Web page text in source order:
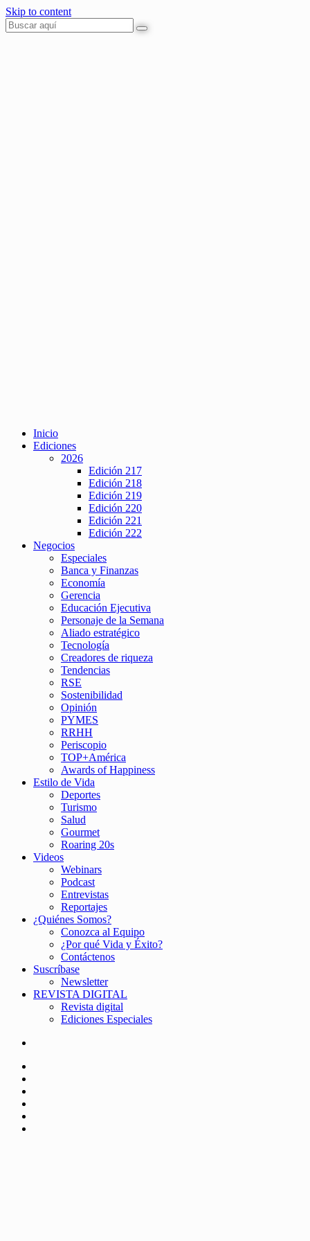
Skip to content
Inicio
Ediciones
2026
Edición 217
Edición 218
Edición 219
Edición 220
Edición 221
Edición 222
Negocios
Especiales
Banca y Finanzas
Economía
Gerencia
Educación Ejecutiva
Personaje de la Semana
Aliado estratégico
Tecnología
Creadores de riqueza
Tendencias
RSE
Sostenibilidad
Opinión
PYMES
RRHH
Periscopio
TOP+América
Awards of Happiness
Estilo de Vida
Deportes
Turismo
Salud
Gourmet
Roaring 20s
Videos
Webinars
Podcast
Entrevistas
Reportajes
¿Quiénes Somos?
Conozca al Equipo
¿Por qué Vida y Éxito?
Contáctenos
Suscríbase
Newsletter
REVISTA DIGITAL
Revista digital
Ediciones Especiales